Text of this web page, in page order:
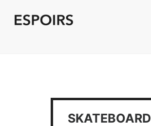
SKATEBOARD